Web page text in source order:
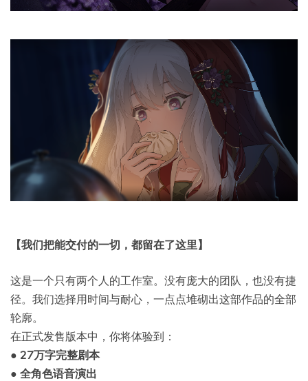
【我们把能交付的一切，都留在了这里】
这是一个只有两个人的工作室。没有庞大的团队，也没有捷
径。我们选择用时间与耐心，一点点堆砌出这部作品的全部
轮廓。
在正式发售版本中，你将体验到：
● 27万字完整剧本
● 全角色语音演出